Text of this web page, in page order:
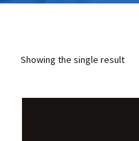
Showing the single result